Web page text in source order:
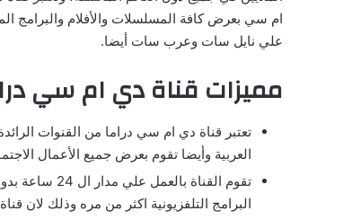
ام سي بعرض كافة المسلسلات والأفلام والبرامج
علي نايل سات وعرب سات أيضا.
مميزات قناة دي ام سي
العربية وأيضا تقوم بعرض جميع الأعمال
تقوم
البرامج التلفزيونية اكثر من مره وذلك لان